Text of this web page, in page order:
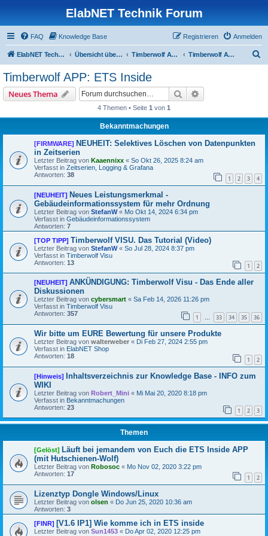
ElabNET Technik Forum
FAQ Knowledge Base Anmelden
Registrieren
ElabNET Technik Forum Übersicht über forum.timberwolf.io Timberwolf APPs & Docker Container Timberwolf APP: ETS Inside
Timberwolf APP: ETS Inside
Neues Thema Suche
4 Themen • Seite 1 von 1
Bekanntmachungen
[FIRMWARE] NEUHEIT: Selektives Löschen von Datenpunkten
in Zeitserien
Letzter Beitrag von Kaaennixx « So Okt 26, 2025 8:24 am
Verfasst in Zeitserien, Logging & Grafana
Antworten: 38 1 2 3 4
[NEUHEIT] Neues Leistungsmerkmal -
Gebäudeinformationssystem für mehr Ordnung
Letzter Beitrag von StefanW« Mo Okt 14, 2024 6:34 pm
Verfasst in Gebäudeinformationssystem
Antworten: 7
[TOP TIPP] Timberwolf VISU. Das Tutorial (Video)
Letzter Beitrag von StefanW« So Jul 28, 2024 8:37 pm
Verfasst in Timberwolf Visu
Antworten: 13 1 2
[NEUHEIT] ANKÜNDIGUNG: Timberwolf Visu - Das Ende aller
Diskussionen
Letzter Beitrag von cybersmart « Sa Feb 14, 2026 11:26 pm
Verfasst in Timberwolf Visu
Antworten: 357 1 … 33 34 35 36
Wir bitte um EURE Bewertung für unsere Produkte
Letzter Beitrag von walterweber « Di Feb 27, 2024 2:55 pm
Verfasst in ElabNET Shop
Antworten: 18 1 2
[Hinweis] Inhaltsverzeichnis zur Knowledge Base - INFO zum
WIKI
Letzter Beitrag von Robert_Mini « Mi Mai 20, 2020 8:18 pm
Verfasst in Bekanntmachungen
Antworten: 23 1 2 3
Themen
[Gelöst] Läuft bei jemandem von Euch die ETS Inside APP
(mit Hutschienen-Wolf)
Letzter Beitrag von Robosoc « Mo Nov 02, 2020 3:22 pm
Antworten: 17 1 2
Lizenztyp Dongle Windows/Linux
Letzter Beitrag von olsen « Do Jun 25, 2020 10:36 am
Antworten: 3
[FINR] [V1.6 IP1] Wie komme ich in ETS inside
Letzter Beitrag von Sun1453 « Do Apr 02, 2020 12:25 pm